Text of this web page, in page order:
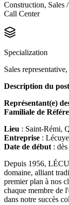
Construction, Sales
Call Center
Specialization
Sales
Description du
Représentant(e)
Familiale de
Lieu : Saint-Rémi,
Entreprise :
Date de début :
Depuis 1956,
domaine, alliant
premier plan à nos
chaque membre de
dans notre succès